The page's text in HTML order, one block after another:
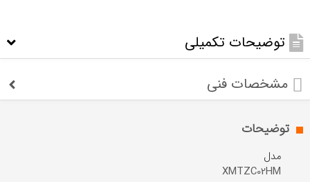
توضیحات تکمیلی
مشخصات فنی
توضیحات
مدل
XMTZC02HM